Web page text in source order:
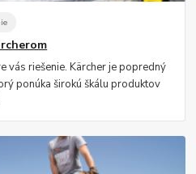
vás riešenie. Kärcher je popredný
ponúka širokú škálu produktov